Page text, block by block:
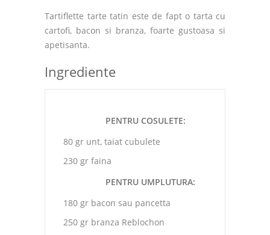
Tartiflette tarte tatin este de fapt o tarta cu
cartofi, bacon si branza, foarte gustoasa si
apetisanta.
Ingrediente
PENTRU COSULETE:
80 gr unt, taiat cubulete
230 gr faina
PENTRU UMPLUTURA:
180 gr bacon sau pancetta
250 gr branza Reblochon